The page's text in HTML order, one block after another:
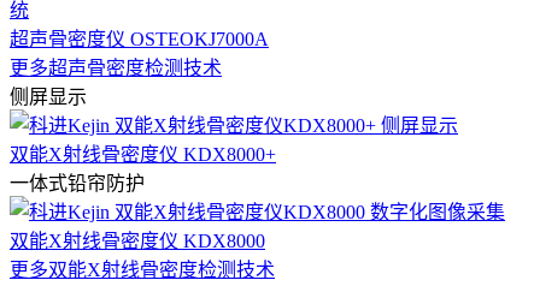
超声骨密度仪 OSTEOKJ7000A
更多超声骨密度检测技术
侧屏显示
双能X射线骨密度仪 KDX8000+
一体式铅帘防护
双能X射线骨密度仪 KDX8000
更多双能X射线骨密度检测技术